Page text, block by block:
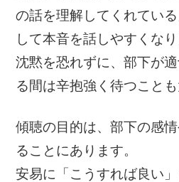
の話を理解してくれてい
して本音を話しやすくなり
沈黙を恐れずに、部下が
る間は辛抱強く待つことも
傾聴の目的は、部下の感
ることにあります。
安易に「こうすれば良い